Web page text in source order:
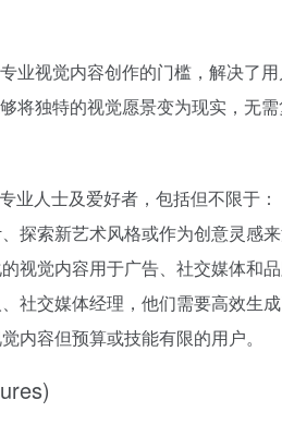
业视觉内容创作的门槛，解决了
将独特的视觉愿景变为现实，无
业人士及爱好者，包括但不限于：
探索新艺术风格或作为创意灵感来
视觉内容用于广告、社交媒体和品
社交媒体经理，他们需要高效生
内容但预算或技能有限的用户。